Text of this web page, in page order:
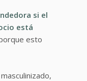
si el
está
esto